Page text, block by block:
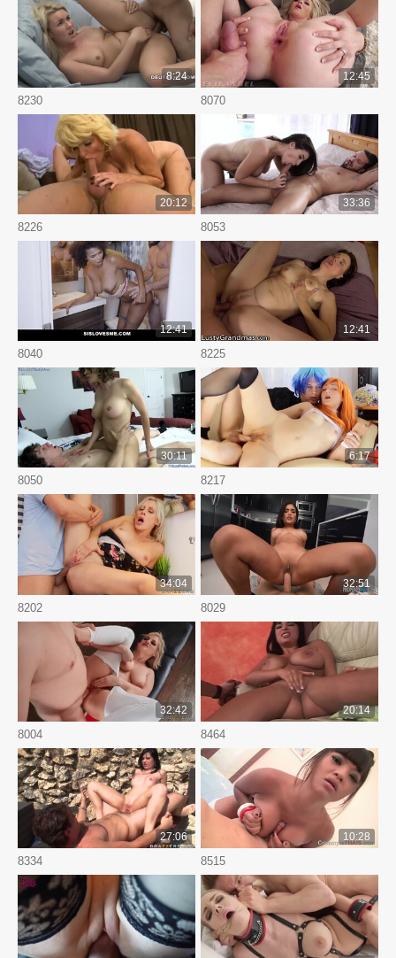
8230
8:24
8070
12:45
8226
20:12
8053
33:36
8040
12:41
8225
12:41
8050
30:11
8217
6:17
8202
34:04
8029
32:51
8004
32:42
8464
20:14
8334
27:06
8515
10:28